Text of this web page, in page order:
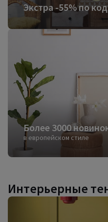
Экстра -55% по
Более 3000
в европейском стиле
мебели
Интерьерные
Азиатское